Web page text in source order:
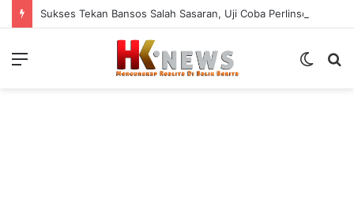
Menu
Switch